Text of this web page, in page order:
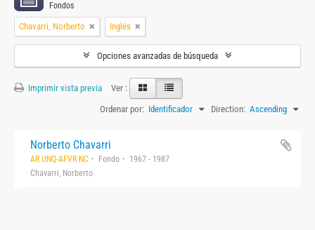
Fondos
Chavarri, Norberto Inglés
Opciones avanzadas de búsqueda
Imprimir vista previa
Ver :
Ordenar por: Identificador Direction: Ascending
Norberto Chavarri
AR UNQ-AFVR NC Fondo
1967 - 1987
Chavarri, Norberto